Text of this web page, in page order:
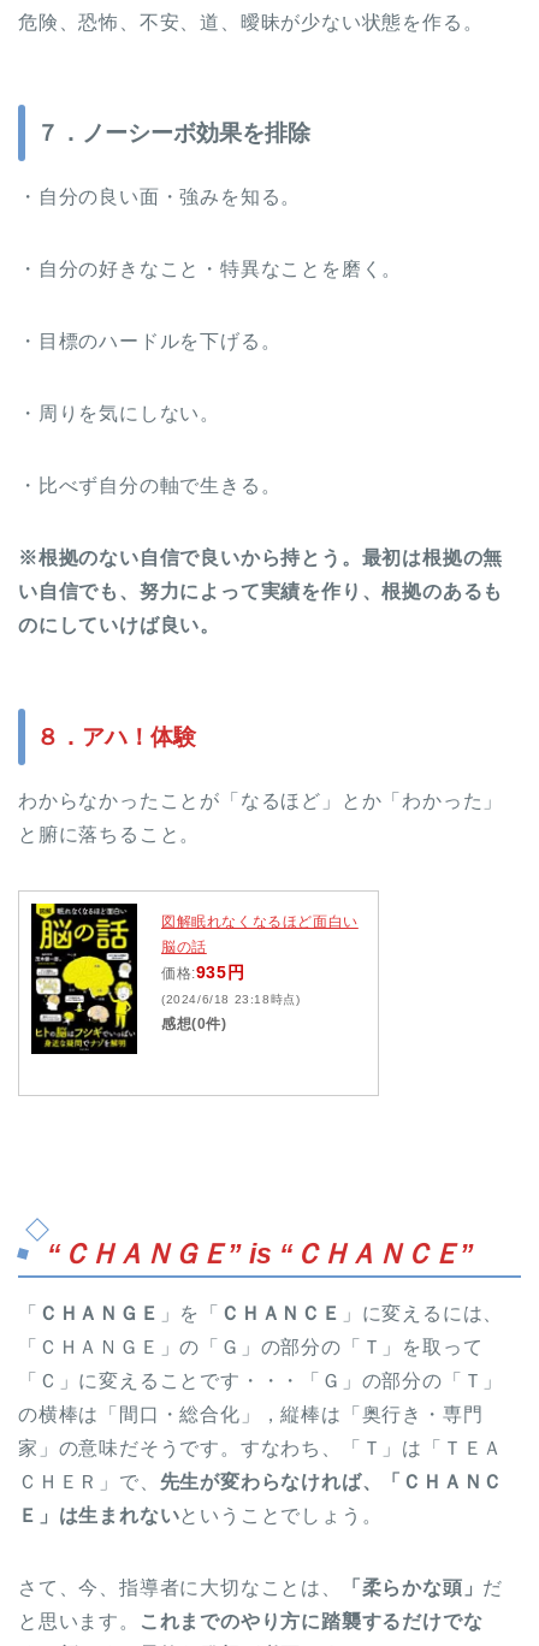
危険、恐怖、不安、道、曖昧が少ない状態を作る。
７．ノーシーボ効果を排除
・自分の良い面・強みを知る。
・自分の好きなこと・特異なことを磨く。
・目標のハードルを下げる。
・周りを気にしない。
・比べず自分の軸で生きる。
※根拠のない自信で良いから持とう。最初は根拠の無
い自信でも、努力によって実績を作り、根拠のあるも
のにしていけば良い。
８．アハ！体験
わからなかったことが「なるほど」とか「わかった」
と腑に落ちること。
図解眠れなくなるほど面白い
脳の話
価格:935円
(2024/6/18 23:18時点)
感想(0件)
“ＣＨＡＮＧＥ” is “ＣＨＡＮＣＥ”
「 ＣＨＡＮＧＥ 」を「 ＣＨＡＮＣＥ 」に変えるには、
「ＣＨＡＮＧＥ」の「Ｇ」の部分の「Ｔ」を取って
「Ｃ」に変えることです・・・「Ｇ」の部分の「Ｔ」
の横棒は「間口・総合化」，縦棒は「奥行き・専門
家」の意味だそうです。すなわち、「Ｔ」は「ＴＥＡ
ＣＨＥＲ」で、 先生が変わらなければ、「ＣＨＡＮＣ
Ｅ」は生まれないということでしょう。
さて、今、指導者に大切なことは、 「柔らかな頭」 だ
と思います。
これまでのやり方に踏襲するだけでな